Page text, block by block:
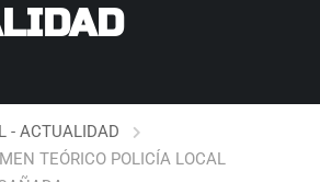
- ACTUALIDAD
TEÓRICO POLICÍA LOCAL